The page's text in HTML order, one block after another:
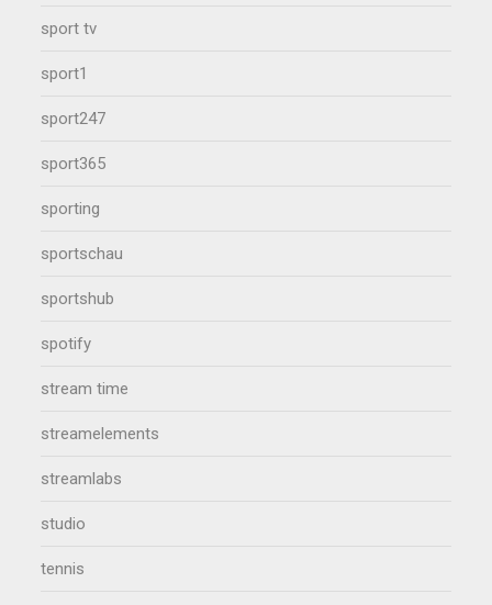
sport tv
sport1
sport247
sport365
sporting
sportschau
sportshub
spotify
stream time
streamelements
streamlabs
studio
tennis